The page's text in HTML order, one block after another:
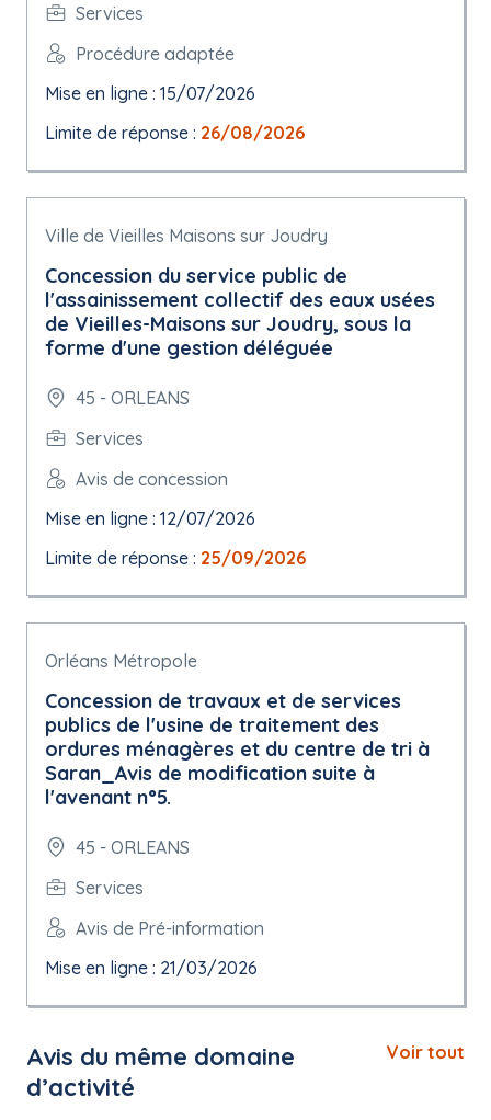
Services
Procédure adaptée
Mise en ligne : 15/07/2026
Limite de réponse : 26/08/2026
Ville de Vieilles Maisons sur Joudry
Concession du service public de
l'assainissement collectif des eaux usées
de Vieilles-Maisons sur Joudry, sous la
forme d'une gestion déléguée
45 - ORLEANS
Services
Avis de concession
Mise en ligne : 12/07/2026
Limite de réponse : 25/09/2026
Orléans Métropole
Concession de travaux et de services
publics de l'usine de traitement des
ordures ménagères et du centre de tri à
Saran_Avis de modification suite à
l'avenant n°5.
45 - ORLEANS
Services
Avis de Pré-information
Mise en ligne : 21/03/2026
Avis du même domaine
d’activité
Voir tout